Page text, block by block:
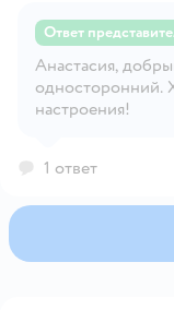
Ответ
Анастасия,
односторонний.
настроения!
1 ответ